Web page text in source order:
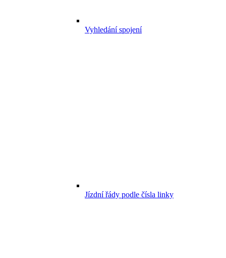
Vyhledání spojení
Jízdní řády podle čísla linky